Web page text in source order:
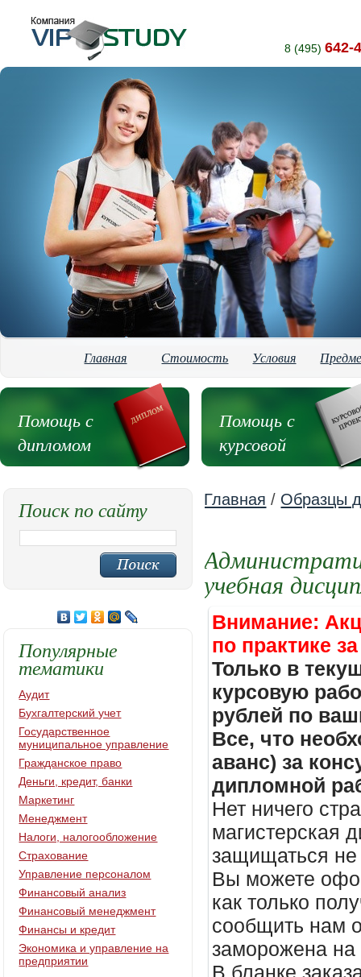
8 (495) 642-
Главная Стоимость Условия
Помощь с
дипломом
Помощь с
курсовой
Главная / Образцы
учебная
Внимание:
по практике
Только в
курсовую
рублей по
Все, что
аванс) за
дипломной
Нет ничего
магистерская
защищаться не
Вы можете
как только
сообщить нам
заморожена
В бланке
Поиск по сайту
Популярные
тематики
Аудит
Бухгалтерский учет
Государственное
муниципальное управление
Гражданское право
Деньги, кредит, банки
Маркетинг
Менеджмент
Налоги, налогообложение
Страхование
Управление персоналом
Финансовый анализ
Финансовый менеджмент
Финансы и кредит
Экономика и управление на
предприятии